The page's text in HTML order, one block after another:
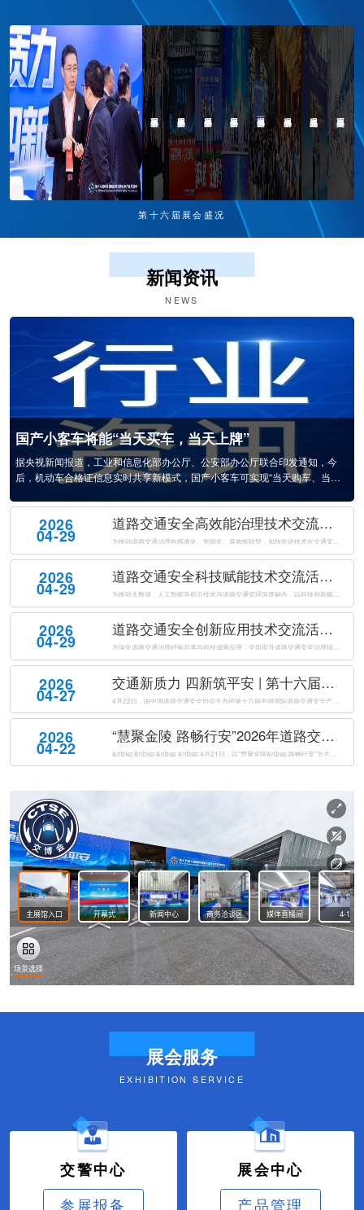
第十六届展会盛况
新闻资讯
NEWS
2026年4月24日，为期3天的第十六届中国国际道路交通安全产品博览会在南
京国际博览中心圆满落下帷幕。本届交博会以“交通新质力四新筑平安”为主
家单位参展，集中展示了近4000件展品，涵盖智能网联、车路协同、数字孪
生、交通违...
2026
04-29
道路交通安全高效能治理技术交流活动成功举办
2026
04-29
道路交通安全科技赋能技术交流活动成功举办
2026
04-29
道路交通安全创新应用技术交流活动成功举办
为深化道路交通治理经验共享与科技成果应用，全面提升道路交通安全治理现代化水平，2026年4月21日下午，由公安部道路交通安全研究中心、中国道路交通安全协会共同主办的道路交通安全创新应用技术交流活动在南京国际博览会议中心成功举办。来自全国公安交通管理部门、科研院所、高等院校及科技企业的代表，共同聚焦道...
2026
04-27
交通新质力 四新筑平安 | 第十六届中国国际道路交通安全产品博览会盛大开幕
2026
04-22
“慧聚金陵 路畅行安”2026年道路交通安全创新与合作大会在南京成功举办
展会服务
EXHIBITION SERVICE
交警中心
参展报备
展会中心
产品管理